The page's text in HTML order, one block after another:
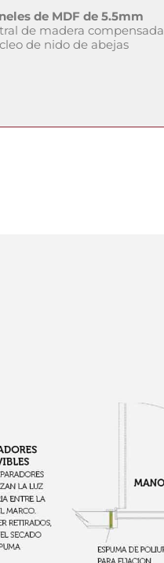
de MDF de 5.5mm
de madera compensada
de nido de abejas